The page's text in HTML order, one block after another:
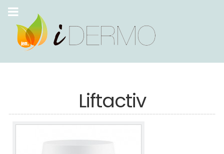
Liftactiv